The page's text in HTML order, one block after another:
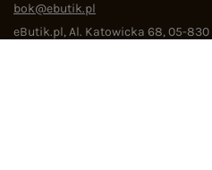
bok@ebutik.pl
eButik.pl,Al. Katowicka 68,05-830